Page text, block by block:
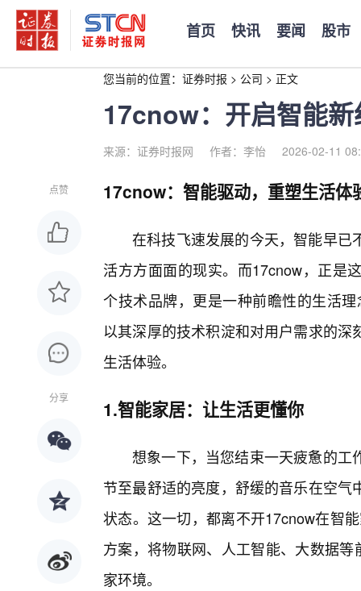
首页 快讯 要闻 股市
您当前的位置： 证券时报 > 公司 > 正文
17cnow：开启智能
来源：证券时报网 作者：李怡 2026-02-11
点赞
分享
17cnow：智能驱动，重塑生活体
在科技飞速发展的今天，智能早已
活方方面面的现实。而17cnow，正是
个技术品牌，更是一种前瞻性的生活
以其深厚的技术积淀和对用户需求的
生活体验。
1.智能家居：让生活更懂你
想象一下，当您结束一天疲惫的工
节至最舒适的亮度，舒缓的音乐在空
状态。这一切，都离不开17cnow在智
方案，将物联网、人工智能、大数据
家环境。